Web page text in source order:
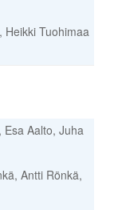
Heikki Tuohimaa
Esa Aalto, Juha
Antti Rönkä,